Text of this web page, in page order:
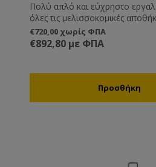
Πολύ απλό και εύχρηστο
όλες τις μελισσοκομικές
λύση η οποία σας βγάζει
θέση της κρυστάλλωσης του
αποθήκευσης.
€720,00 χωρίς ΦΠΑ
€892,80 με ΦΠΑ